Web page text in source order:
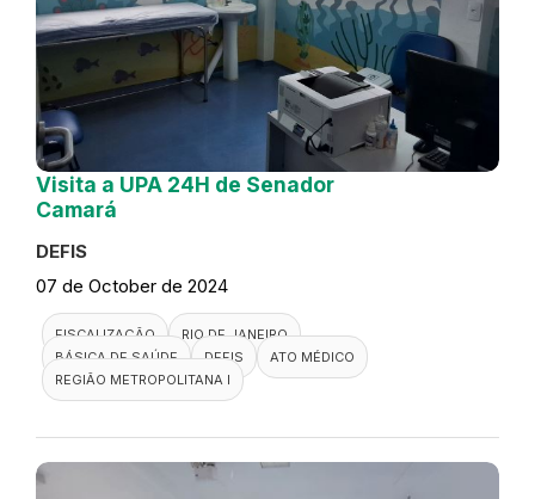
Visita a UPA 24H de Senador
Camará
DEFIS
07 de October de 2024
FISCALIZAÇÃO
RIO DE JANEIRO
BÁSICA DE SAÚDE
DEFIS
ATO MÉDICO
REGIÃO METROPOLITANA I